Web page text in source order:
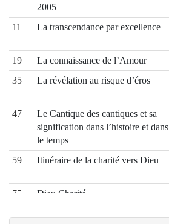
2005
11
La transcendance par excellence
19
La connaissance de l’Amour
35
La révélation au risque d’éros
47
Le Cantique des cantiques et sa
signification dans l’histoire et dans
le temps
59 Itinéraire de la charité vers Dieu
75
Dieu Charité